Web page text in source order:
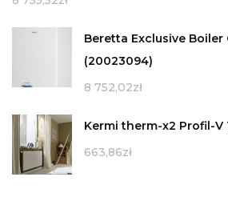
Beretta Exclusive Boiler
(20023094)
8 752,02zł
Kermi therm-x2 Profil-V
663,86zł